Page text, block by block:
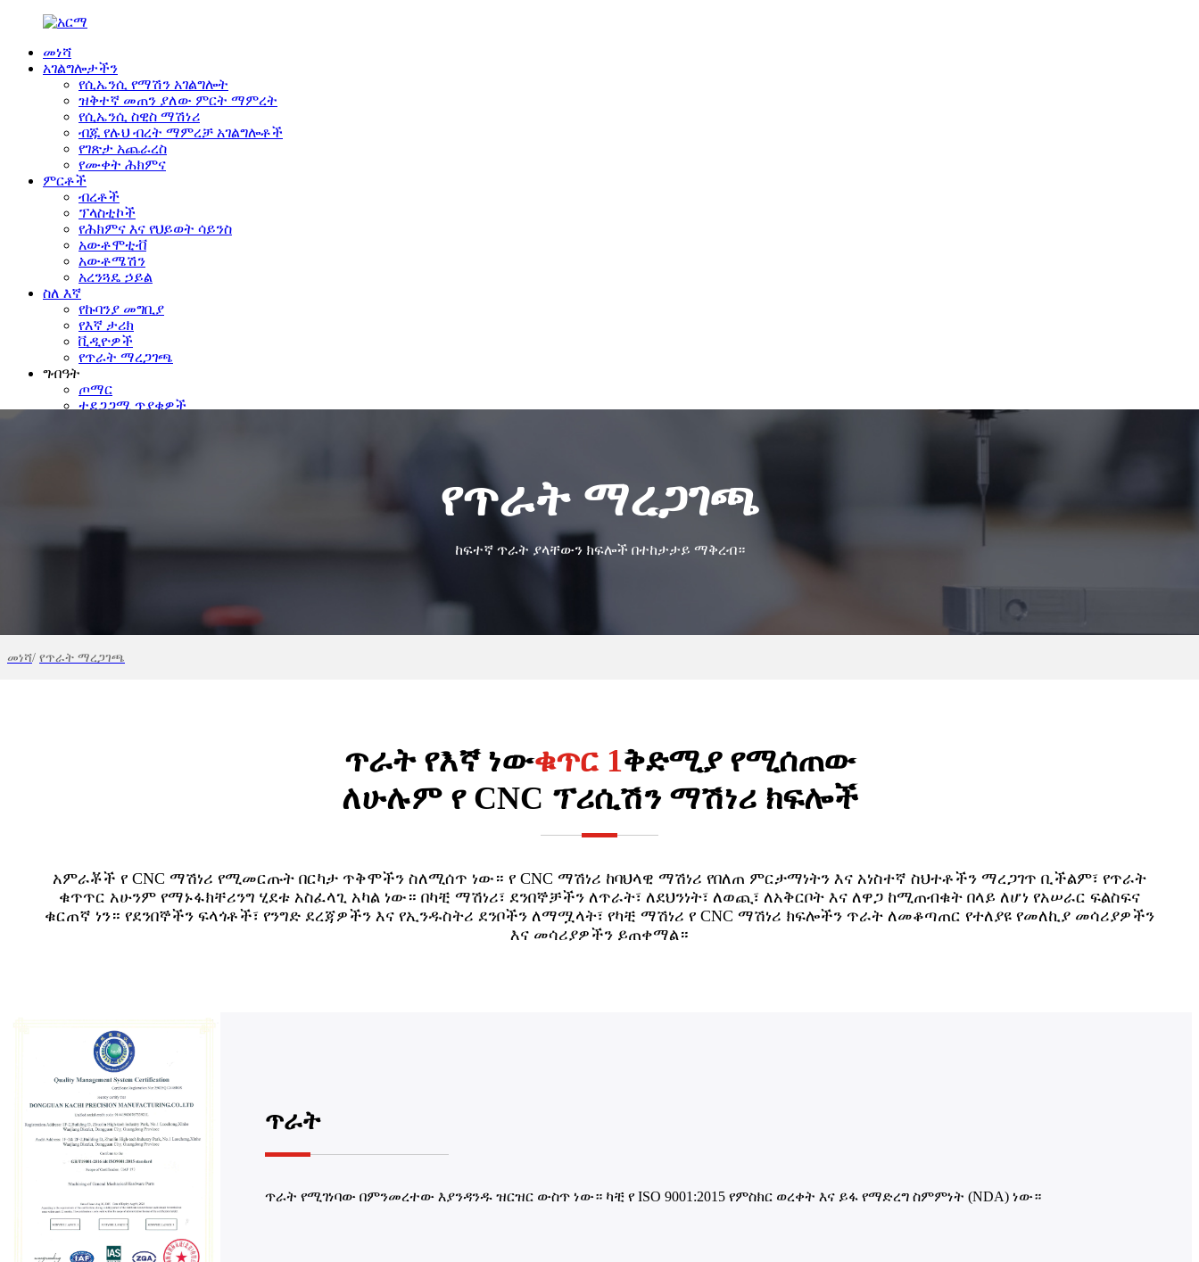
መነሻ
አገልግሎታችን
የሲኤንሲ የማሽን አገልግሎት
ዝቅተኛ መጠን ያለው ምርት ማምረት
የሲኤንሲ ስዊስ ማሽነሪ
ብጁ የሉህ ብረት ማምረቻ አገልግሎቶች
የገጽታ አጨራረስ
የሙቀት ሕክምና
ምርቶች
ብረቶች
ፕላስቲኮች
የሕክምና እና የህይወት ሳይንስ
አውቶሞቲቭ
አውቶሜሽን
አረንጓዴ ኃይል
ስለ እኛ
የኩባንያ መግቢያ
የእኛ ታሪክ
ቪዲዮዎች
የጥራት ማረጋገጫ
ግብዓት
ጦማር
ተደጋጋሚ ጥያቄዎች
የጥራት ማረጋገጫ
ከፍተኛ ጥራት ያላቸውን ክፍሎች በተከታታይ ማቅረብ።
መነሻ/ የጥራት ማረጋገጫ
ጥራት የእኛ ነውቁጥር 1ቅድሚያ የሚሰጠው
ለሁሉም የ CNC ፕሪሲሽን ማሽነሪ ክፍሎች
አምራቾች የ CNC ማሽነሪ የሚመርጡት በርካታ ጥቅሞችን ስለሚሰጥ ነው። የ CNC ማሽነሪ ከባህላዊ ማሽነሪ የበለጠ ምርታማነትን እና አነስተኛ ስህተቶችን ማረጋገጥ ቢችልም፣ የጥራት
ቁጥጥር አሁንም የማኑፋክቸሪንግ ሂደቱ አስፈላጊ አካል ነው። በካቺ ማሽነሪ፣ ደንበኞቻችን ለጥራት፣ ለደህንነት፣ ለወጪ፣ ለአቅርቦት እና ለዋጋ ከሚጠብቁት በላይ ለሆነ የአሠራር ፍልስፍና
ቁርጠኛ ነን። የደንበኞችን ፍላጎቶች፣ የንግድ ደረጃዎችን እና የኢንዱስትሪ ደንቦችን ለማሟላት፣ የካቺ ማሽነሪ የ CNC ማሽነሪ ክፍሎችን ጥራት ለመቆጣጠር የተለያዩ የመለኪያ መሳሪያዎችን
እና መሳሪያዎችን ይጠቀማል።
ጥራት
ጥራት የሚገነባው በምንመረተው እያንዳንዱ ዝርዝር ውስጥ ነው። ካቺ የ ISO 9001:2015 የምስክር ወረቀት እና ይፋ የማድረግ ስምምነት (NDA) ነው።